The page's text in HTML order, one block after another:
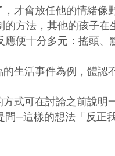
才會放任他的情緒像
方法，其他的孩子
便十分多元：搖頭
生活事件為例，體認
式可在討論之前說明
─這樣的想法「反正